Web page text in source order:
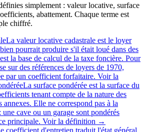
simplement : valeur locative, surface
abattement. Chaque terme est
chiffré.
La valeur locative cadastrale est le loyer
pourrait produire s'il était loué dans des
la base de calcul de la taxe foncière. Pour
sur des références de loyers de 1970,
par un coefficient forfaitaire. Voir la
La surface pondérée est la surface du
tenant compte de la nature des
annexes. Elle ne correspond pas à la
cave ou un garage sont pondérés
principale. Voir la définition →
coefficient d'entretien traduit l'état général